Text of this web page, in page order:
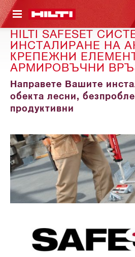
СЪДЪРЖАНИЕ
HILTI SAFESET
ИНСТАЛИРАНЕ НА
КРЕПЕЖНИ
АРМИРОВЪЧНИ
Направете Вашите
обекта лесни,
продуктивни